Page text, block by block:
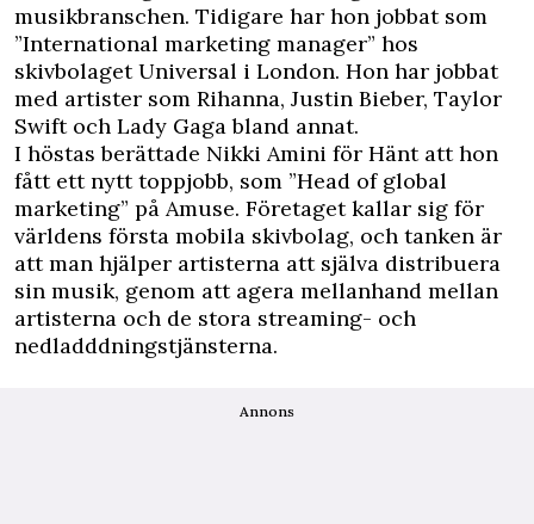
musikbranschen. Tidigare har hon jobbat som
”International marketing manager” hos
skivbolaget Universal i London. Hon har jobbat
med artister som Rihanna, Justin Bieber, Taylor
Swift och Lady Gaga bland annat.
I höstas berättade Nikki Amini för Häntatt hon
fått ett nytt toppjobb, som ”Head of global
marketing” på Amuse. Företaget kallar sig för
världens första mobila skivbolag, och tanken är
att man hjälper artisterna att själva distribuera
sin musik, genom att agera mellanhand mellan
artisterna och de stora streaming- och
nedladddningstjänsterna.
Annons